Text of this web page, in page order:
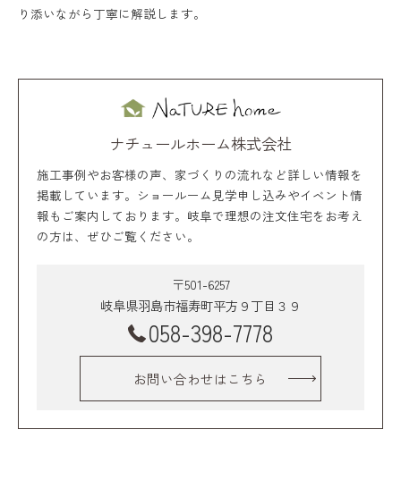
り添いながら丁寧に解説します。
ナチュールホーム株式会社
施工事例やお客様の声、家づくりの流れなど詳しい情報を
掲載しています。ショールーム見学申し込みやイベント情
報もご案内しております。岐阜で理想の注文住宅をお考え
の方は、ぜひご覧ください。
〒501-6257
岐阜県羽島市福寿町平方９丁目３９
058-398-7778
お問い合わせはこちら